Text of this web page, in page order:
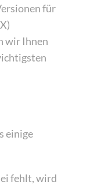
für
wir Ihnen
einige
fehlt, wird